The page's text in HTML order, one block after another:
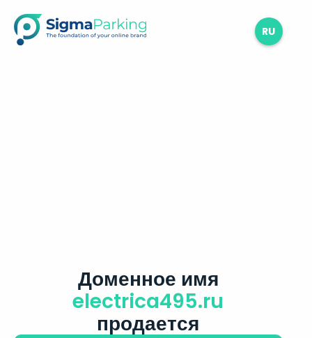
RU
Доменное имя
electrica495.ru
продается